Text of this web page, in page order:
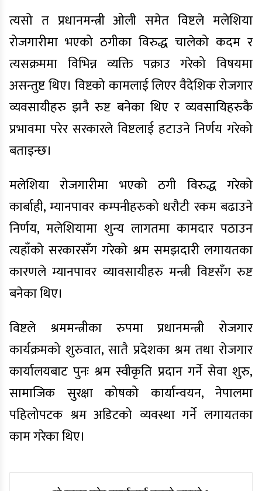
त्यसो त प्रधानमन्त्री ओली समेत विष्टले मलेशिया
रोजगारीमा भएको ठगीका विरुद्ध चालेको कदम र
त्यसक्रममा विभिन्न व्यक्ति पक्राउ गरेको विषयमा
असन्तुष्ट थिए। विष्टको कामलाई लिएर वैदेशिक रोजगार
व्यवसायीहरु झनै रुष्ट बनेका थिए र व्यवसायिहरुकै
प्रभावमा परेर सरकारले विष्टलाई हटाउने निर्णय गरेको
बताइन्छ।
मलेशिया रोजगारीमा भएको ठगी विरुद्ध गरेको
कार्बाही, म्यानपावर कम्पनीहरुको धरौटी रकम बढाउने
निर्णय, मलेशियामा शुन्य लागतमा कामदार पठाउन
त्यहाँको सरकारसँग गरेको श्रम समझदारी लगायतका
कारणले म्यानपावर व्यावसायीहरु मन्त्री विष्टसँग रुष्ट
बनेका थिए।
विष्टले श्रममन्त्रीका रुपमा प्रधानमन्त्री रोजगार
कार्यक्रमको शुरुवात, सातै प्रदेशका श्रम तथा रोजगार
कार्यालयबाट पुनः श्रम स्वीकृति प्रदान गर्ने सेवा शुरु,
सामाजिक सुरक्षा कोषको कार्यान्वयन, नेपालमा
पहिलोपटक श्रम अडिटको व्यवस्था गर्ने लगायतका
काम गरेका थिए।